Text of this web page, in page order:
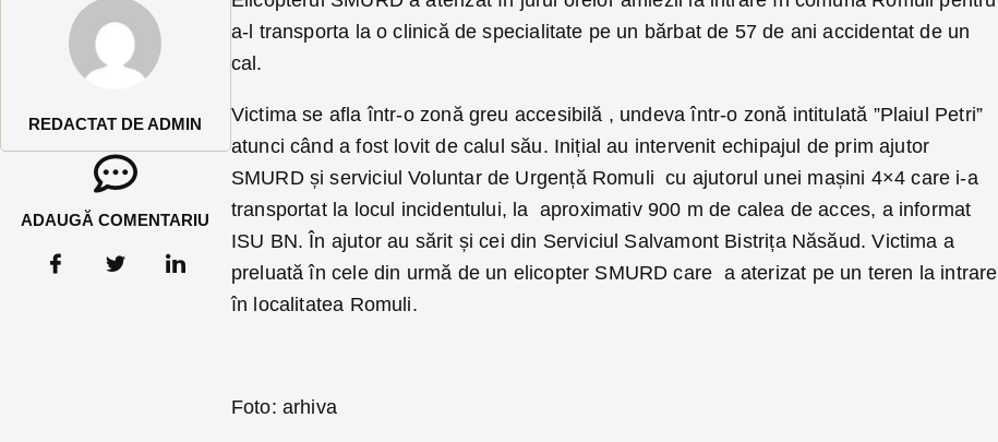
REDACTAT DE ADMIN
ADAUGĂ COMENTARIU
a-l transporta la o clinică de specialitate pe un bărbat de 57 de ani accidentat de un
cal.
Victima se afla într-o zonă greu accesibilă , undeva într-o zonă intitulată ”Plaiul Petri”
atunci când a fost lovit de calul său. Inițial au intervenit echipajul de prim ajutor
SMURD și serviciul Voluntar de Urgență Romuli cu ajutorul unei mașini 4×4 care i-a
transportat la locul incidentului, la aproximativ 900 m de calea de acces, a informat
ISU BN. În ajutor au sărit și cei din Serviciul Salvamont Bistrița Năsăud. Victima a
preluată în cele din urmă de un elicopter SMURD care a aterizat pe un teren la intrare
în localitatea Romuli.
Foto: arhiva